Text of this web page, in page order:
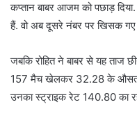
कप्तान बाबर आजम को पछाड़
हैं. वो अब दूसरे नंबर पर खिसक गए
जबकि रोहित ने बाबर से यह ताज
157 मैच खेलकर 32.28 के औसत
उनका स्ट्राइक रेट 140.80 का